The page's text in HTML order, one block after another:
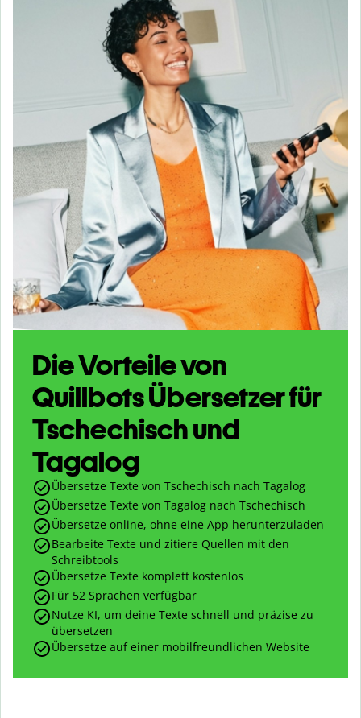
Die Vorteile von
Quillbots Übersetzer für
Tschechisch und
Tagalog
Übersetze Texte von Tschechisch nach Tagalog
Übersetze Texte von Tagalog nach Tschechisch
Übersetze online, ohne eine App herunterzuladen
Bearbeite Texte und zitiere Quellen mit den
Schreibtools
Übersetze Texte komplett kostenlos
Für 52 Sprachen verfügbar
Nutze KI, um deine Texte schnell und präzise zu
übersetzen
Übersetze auf einer mobilfreundlichen Website